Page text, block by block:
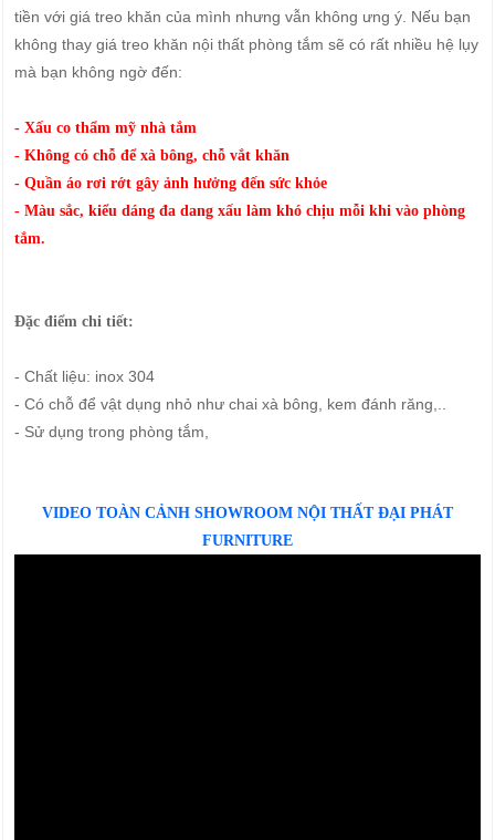
tiền với giá treo khăn của mình nhưng vẫn không ưng ý. Nếu bạn
không thay giá treo khăn nội thất phòng tắm sẽ có rất nhiều hệ lụy
mà bạn không ngờ đến:
- Xấu co thẩm mỹ nhà tắm
- Không có chỗ để xà bông, chỗ vắt khăn
- Quần áo rơi rớt gây ảnh hưởng đến sức khỏe
- Màu sắc, kiểu dáng đa dang xấu làm khó chịu mỗi khi vào phòng
tắm.
Đặc điểm chi tiết:
- Chất liệu: inox 304
- Có chỗ để vật dụng nhỏ như chai xà bông, kem đánh răng,..
- Sử dụng trong phòng tắm,
VIDEO TOÀN CẢNH SHOWROOM NỘI THẤT ĐẠI PHÁT
FURNITURE